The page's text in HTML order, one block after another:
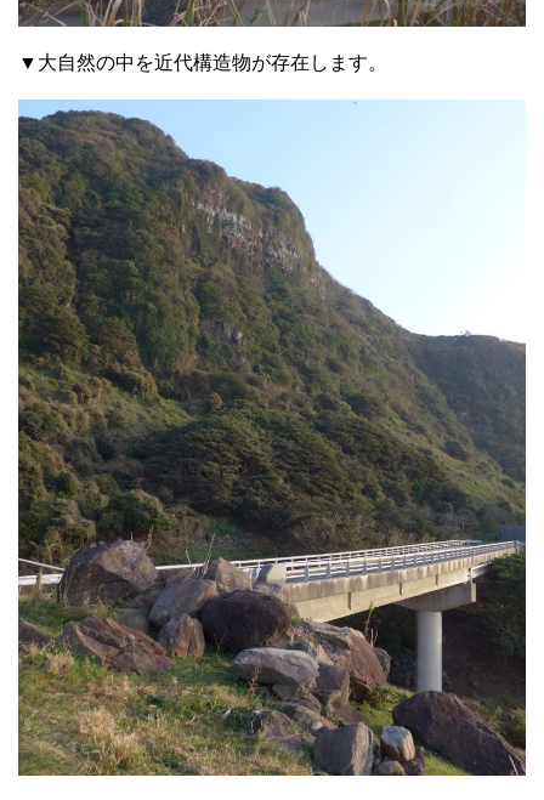
▼大自然の中を近代構造物が存在します。